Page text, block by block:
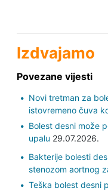
Izdvajamo
Povezane vijesti
Novi tretman za
istovremeno čuva
Bolest desni može
upalu 29.07.2026.
Bakterije bolesti
stenozom aortnog
Teška bolest desni